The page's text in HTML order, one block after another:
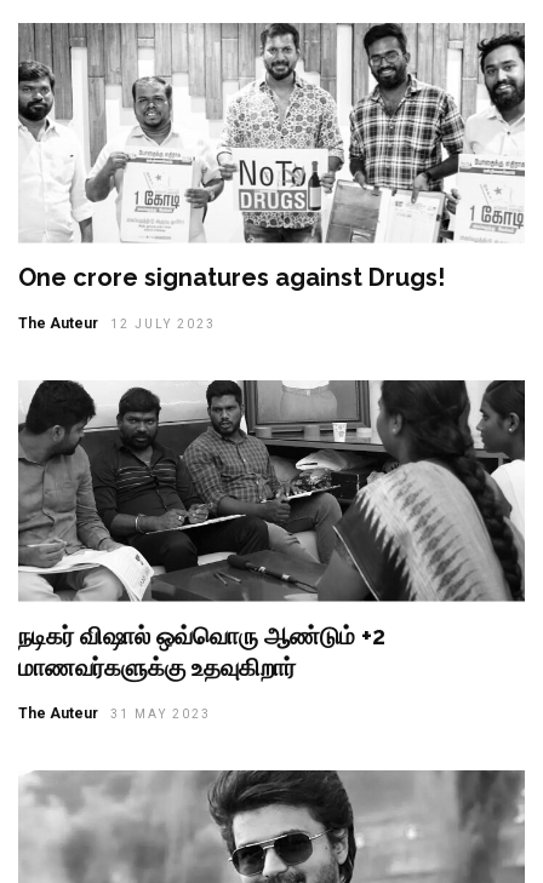
One crore signatures against Drugs!
The Auteur 12 JULY 2023
நடிகர் விஷால் ஒவ்வொரு ஆண்டும் +2
மாணவர்களுக்கு உதவுகிறார்
The Auteur 31 MAY 2023